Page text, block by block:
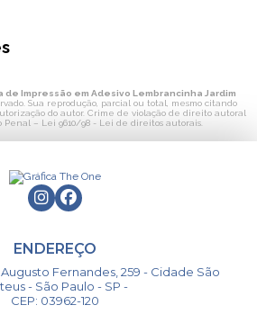
de Impressão em Adesivo Lembrancinha Jardim
Sua reprodução, parcial ou total, mesmo citando
do autor. Crime de violação de direito autoral
Penal – Lei 9610/98 - Lei de direitos autorais.
ENDEREÇO
Fernandes, 259 - Cidade São
- São Paulo - SP -
CEP: 03962-120